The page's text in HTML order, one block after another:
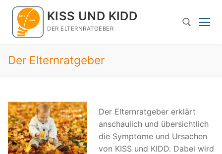
Zum
Inhalt
springen
KISS UND KIDD
DER ELTERNRATGEBER
Suchen nach:
Der Elternratgeber
Der Elternratgeber erklärt
anschaulich und übersichtlich
die Symptome und Ursachen
von KISS und KIDD. Dabei wird